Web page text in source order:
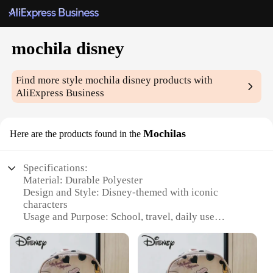
mochila disney
Find more stylemochila disney products with
AliExpress Business
Here are the products found in the Mochilas
Specifications:
Material: Durable Polyester
Design and Style: Disney-themed with iconic
characters
Usage and Purpose: School, travel, daily use
lightweight
Shape or Size or Weight or Quantity: Compact and
easy to carry